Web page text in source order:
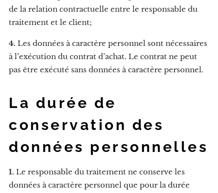
de la relation contractuelle entre le responsable du
traitement et le client;
4. Les données à caractère personnel sont nécessaires
à l’exécution du contrat d’achat. Le contrat ne peut
pas être exécuté sans données à caractère personnel.
La durée de
conservation des
données personnelles
1. Le responsable du traitement ne conserve les
données à caractère personnel que pour la durée